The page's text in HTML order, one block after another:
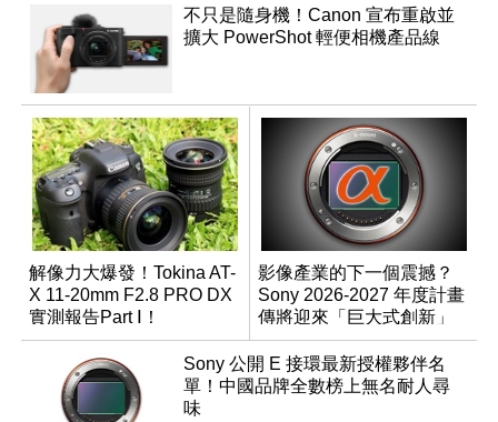
不只是隨身機！Canon 宣布重啟並
擴大 PowerShot 輕便相機產品線
解像力大爆發！Tokina AT-
X 11-20mm F2.8 PRO DX
實測報告Part Ⅰ！
影像產業的下一個震撼？
Sony 2026-2027 年度計畫
傳將迎來「巨大式創新」
Sony 公開 E 接環最新授權夥伴名
單！中國品牌全數榜上無名耐人尋
味